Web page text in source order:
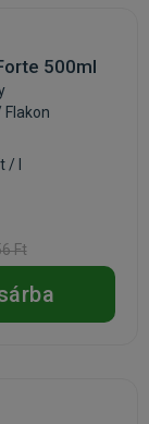
500ml
Flakon
/ l
Ft